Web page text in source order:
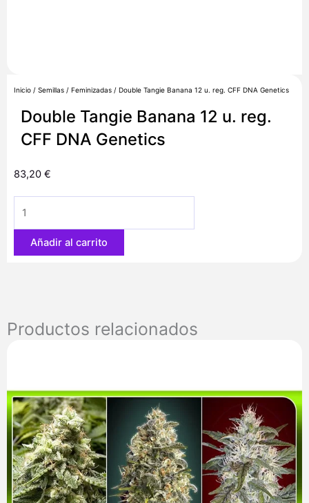
Inicio / Semillas / Feminizadas / Double Tangie Banana 12 u. reg. CFF DNA Genetics
Double Tangie Banana 12 u. reg.
CFF DNA Genetics
83,20 €
Tangie
Banana
12
DNA
Genetics
Añadir al carrito
Productos relacionados